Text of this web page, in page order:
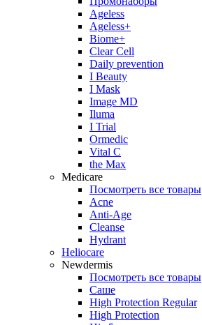
Ageless
Ageless+
Biome+
Clear Cell
Daily prevention
I Beauty
I Mask
Image MD
Iluma
I Trial
Ormedic
Vital C
the Max
Medicare
Посмотреть все товары
Acne
Anti‑Age
Cleanse
Hydrant
Heliocare
Newdermis
Посмотреть все товары
Саше
High Protection Regular
High Protection